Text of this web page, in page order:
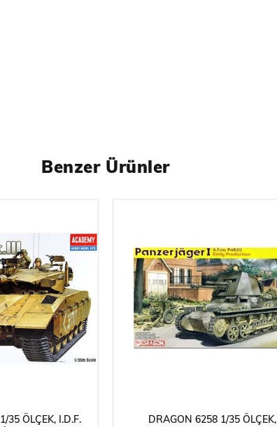
Benzer Ürünler
35 ÖLÇEK, I.D.F. DRAGON 6258 1/35 ÖLÇEK,